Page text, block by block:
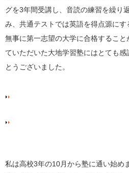
グを3年間受講し、音読の練習を繰り
み、共通テストでは英語を得点源にす
無事に第一志望の大学に合格するこ
ていただいた大地学習塾にはとても
とうございました。
私は高校3年の10月から塾に通い始め